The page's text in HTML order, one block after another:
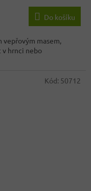
Do košíku
vepřovým masem,
v hrnci nebo
Kód: 50712